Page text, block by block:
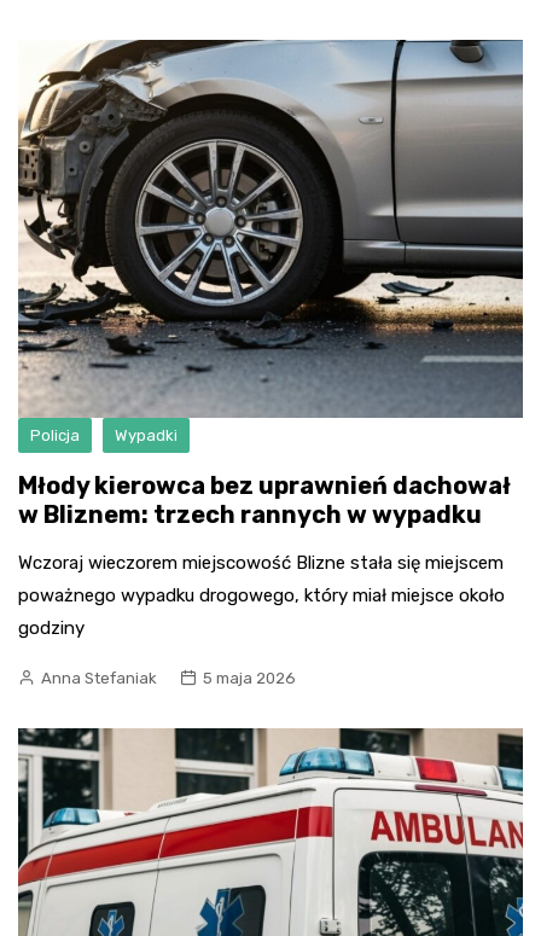
Policja Wypadki
Młody kierowca bez uprawnień dachował
w Bliznem: trzech rannych w wypadku
Wczoraj wieczorem miejscowość Blizne stała się miejscem
poważnego wypadku drogowego, który miał miejsce około
godziny
Anna Stefaniak 5 maja 2026